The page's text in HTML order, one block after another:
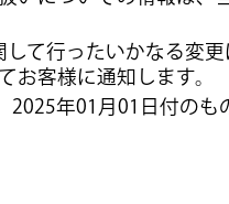
て行ったいかなる変
お客様に通知します。
年01月01日付のも